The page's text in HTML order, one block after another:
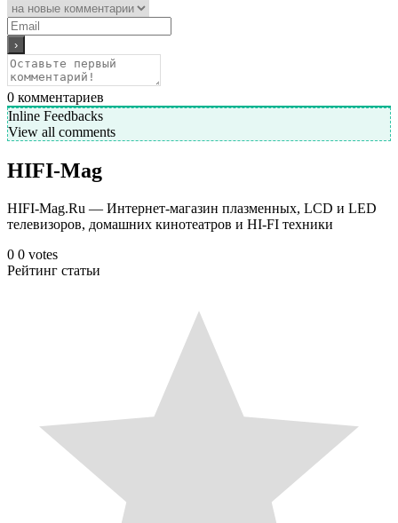
0 комментариев
Inline Feedbacks
View all comments
HIFI-Mag
HIFI-Mag.Ru — Интернет-магазин плазменных, LCD и LED
телевизоров, домашних кинотеатров и HI-FI техники
0 0 votes
Рейтинг статьи